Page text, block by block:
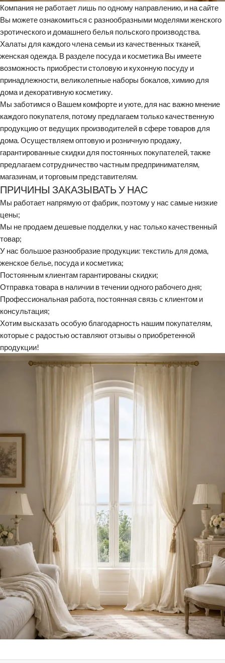
Компания не работает лишь по одному направлению, и на сайте
Вы можете ознакомиться с разнообразными моделями женского
эротического и домашнего белья польского производства.
Халаты для каждого члена семьи из качественных тканей,
женская одежда. В разделе посуда и косметика Вы имеете
возможность приобрести столовую и кухонную посуду и
принадлежности, великолепные наборы бокалов, химию для
дома и декоративную косметику.
Мы заботимся о Вашем комфорте и уюте, для нас важно мнение
каждого покупателя, потому предлагаем только качественную
продукцию от ведущих производителей в сфере товаров для
дома. Осуществляем оптовую и розничную продажу,
гарантированные скидки для постоянных покупателей, также
предлагаем сотрудничество частным предпринимателям,
магазинам, и торговым представителям.
ПРИЧИНЫ ЗАКАЗЫВАТЬ У НАС
Мы работает напрямую от фабрик, поэтому у нас самые низкие
цены;
Мы не продаем дешевые подделки, у нас только качественный
товар;
У нас большое разнообразие продукции: текстиль для дома,
женское белье, посуда и косметика;
Постоянным клиентам гарантированы скидки;
Отправка товара в наличии в течении одного рабочего дня;
Профессиональная работа, постоянная связь с клиентом и
консультация;
Хотим высказать особую благодарность нашим покупателям,
которые с радостью оставляют отзывы о приобретенной
продукции!